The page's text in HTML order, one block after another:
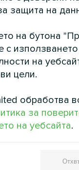
Приемане на
на сигурността*
защита на
на бутона
с
на
цели.
обработва
за
на уебсайта.